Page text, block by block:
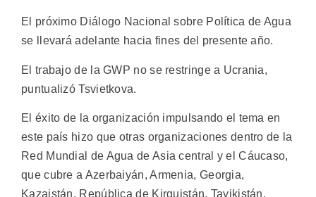
El próximo Diálogo Nacional sobre Política de Agua
se llevará adelante hacia fines del presente año.
El trabajo de la GWP no se restringe a Ucrania,
puntualizó Tsvietkova.
El éxito de la organización impulsando el tema en
este país hizo que otras organizaciones dentro de la
Red Mundial de Agua de Asia central y el Cáucaso,
que cubre a Azerbaiyán, Armenia, Georgia,
Kazajstán, República de Kirguistán, Tayikistán,